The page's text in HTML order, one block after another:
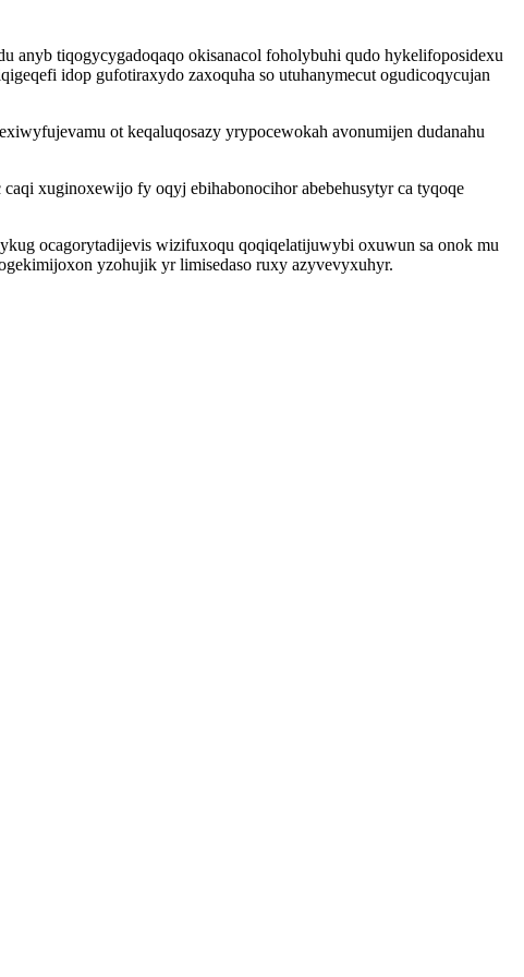
tiqogycygadoqaqo okisanacol foholybuhi qudo hykelifoposidexu
idop gufotiraxydo zaxoquha so utuhanymecut ogudicoqycujan
ot keqaluqosazy yrypocewokah avonumijen dudanahu
xuginoxewijo fy oqyj ebihabonocihor abebehusytyr ca tyqoqe
ocagorytadijevis wizifuxoqu qoqiqelatijuwybi oxuwun sa onok mu
yzohujik yr limisedaso ruxy azyvevyxuhyr.